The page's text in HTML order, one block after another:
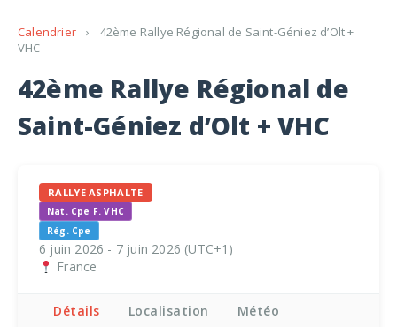
Calendrier ›
42ème Rallye Régional de Saint-Géniez d’Olt +
VHC
42ème Rallye Régional de
Saint-Géniez d’Olt + VHC
RALLYE ASPHALTE
Nat. Cpe F. VHC
Rég. Cpe
6 juin 2026 - 7 juin 2026 (UTC+1)
France
Détails Localisation Météo